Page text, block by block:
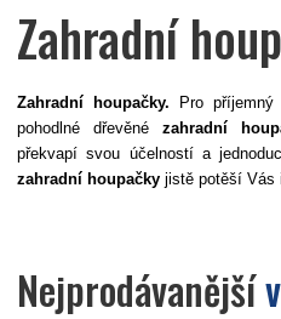
Zahradní
Zahradní houpačky.
Pro
pohodlné dřevěné zahradní
překvapí svou účelností a
zahradní houpačky jistě potěší Vás
Nejprodávanější